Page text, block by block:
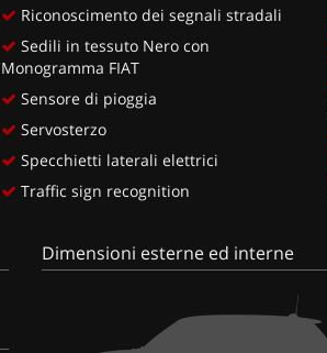
Riconoscimento dei segnali stradali
Sedili in tessuto Nero con
Monogramma FIAT
Sensore di pioggia
Servosterzo
Specchietti laterali elettrici
Traffic sign recognition
Dimensioni esterne ed interne